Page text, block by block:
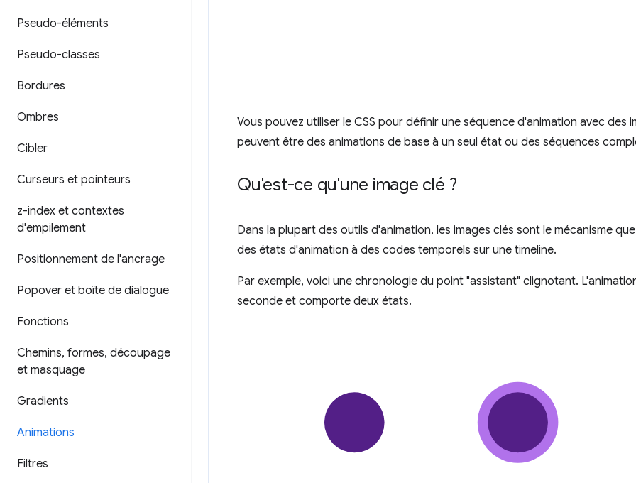
Pseudo-éléments
Pseudo-classes
Bordures
Ombres
Cibler
Curseurs et pointeurs
z-index et contextes
d'empilement
Positionnement de l'ancrage
Popover et boîte de dialogue
Fonctions
Chemins, formes, découpage
et masquage
Gradients
Animations
Filtres
Vous pouvez utiliser le CSS pour définir une séquence d'animation avec des
peuvent être des animations de base à un seul état ou des séquences
Qu'est-ce qu'une image clé ?
Dans la plupart des outils d'animation, les images clés sont le mécanisme
des états d'animation à des codes temporels sur une timeline.
Par exemple, voici une chronologie du point "assistant" clignotant.
seconde et comporte deux états.